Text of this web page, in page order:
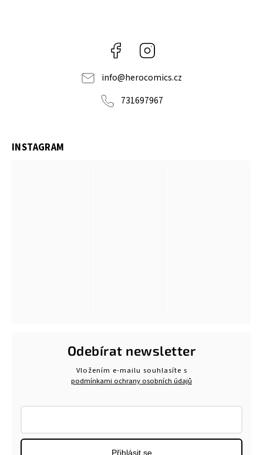
Facebook
info@herocomics.cz
731697967
INSTAGRAM
Odebírat newsletter
Vložením e-mailu souhlasíte s
podmínkami ochrany osobních údajů
Přihlásit se